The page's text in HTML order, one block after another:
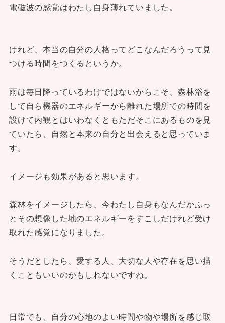
電磁波の感覚はわたし自身薄れていました。
けれど、本当の自分の人格ってどこなんだろうって見
つける時間をつくるというか。
雨は毎日降っているわけではないからこそ、森林浴を
して自ら機器のエネルギーから離れた場所での時間を
設けて内観とはいわなくともただそこにあるものを見
ていたら、自然と本来の自分と出会えると思っていま
す。
イメージも効果があると思います。
森林をイメージしたら、今わたし自身もなんだかふっ
とその想像した地のエネルギーをすこしだけれど受け
取れた感覚になりました。
そうだとしたら、愛する人、大切な人や存在を思い描
くこともいいのかもしれないですね。
日常でも、自分の心地のよい時間や物や場所を感じ取